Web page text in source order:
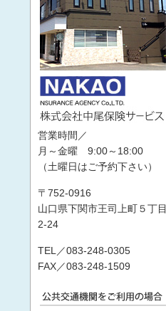
営業時間／
月～金曜 9:00～18:00
（土曜日はご予約下さい）
〒752-0916
山口県下関市王司上町５丁目
2-24
TEL／083-248-0305
FAX／083-248-1509